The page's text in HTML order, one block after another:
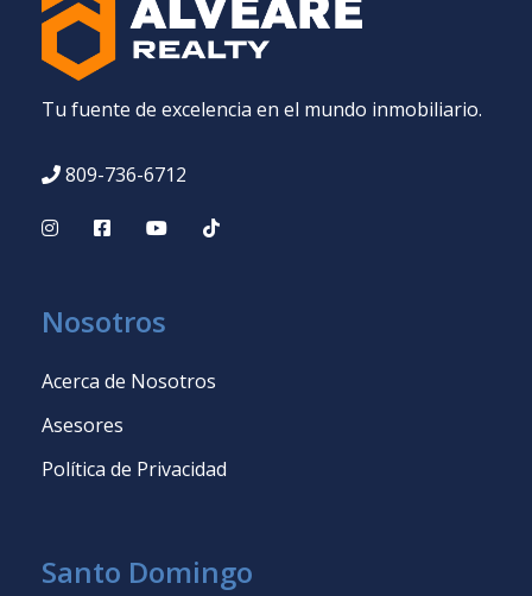
Tu fuente de excelencia en el mundo inmobiliario.
809-736-6712
Nosotros
Acerca de Nosotros
Asesores
Política de Privacidad
Santo Domingo